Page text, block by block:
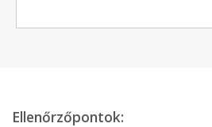
Ellenőrzőpontok: